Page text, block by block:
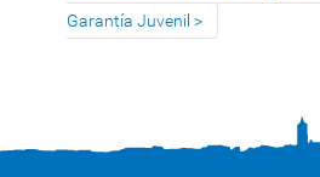
Garantía Juvenil